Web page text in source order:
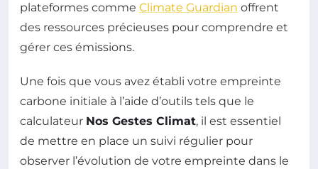
plateformes comme Climate Guardian offrent
des ressources précieuses pour comprendre et
gérer ces émissions.
Une fois que vous avez établi votre empreinte
carbone initiale à l’aide d’outils tels que le
calculateur Nos Gestes Climat, il est essentiel
de mettre en place un suivi régulier pour
observer l’évolution de votre empreinte dans le